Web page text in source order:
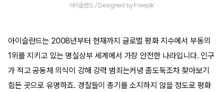
아이슬란드 / Designed by Freepik
아이슬란드는 2008년부터 현재까지 글로벌 평화 지수에서 부동의
1위를 지키고 있는 명실상부 세계에서 가장 안전한 나라입니다. 인구
가 적고 공동체 의식이 강해 강력 범죄는커녕 좀도둑조차 찾아보기
힘든 곳으로 유명하죠. 경찰들이 총기를 소지하지 않을 정도로 평화